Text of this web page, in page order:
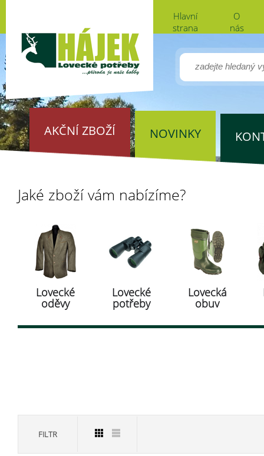
Hlavní
strana
O
nás
AKČNÍ ZBOŽÍ NOVINKY
Jaké zboží vám nabízíme?
Lovecké
oděvy
Lovecké
potřeby
Lovecká
obuv
FILTR